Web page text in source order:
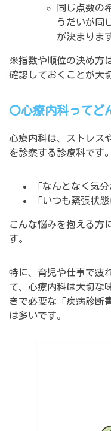
同じ点数の
うだいが同
が決まりま
※指数や順位の決め方
確認しておくことが大
〇心療内科ってど
心療内科は、ストレス
を診察する診療科です。
「なんとなく気
「いつも緊張状
こんな悩みを抱える方
す。
特に、育児や仕事で疲
て、心療内科は大切な
きで必要な「疾病診断
は多いです。